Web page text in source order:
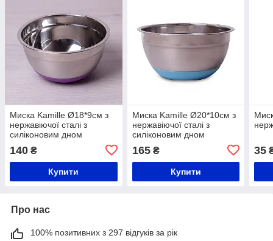
Миска Kamille Ø18*9см з
нержавіючої сталі з
силіконовим дном
140 ₴
Купити
Миска Kamille Ø20*10см з
нержавіючої сталі з
силіконовим дном
165₴
Купити
35
Про нас
100% позитивних з 297 відгуків за рік